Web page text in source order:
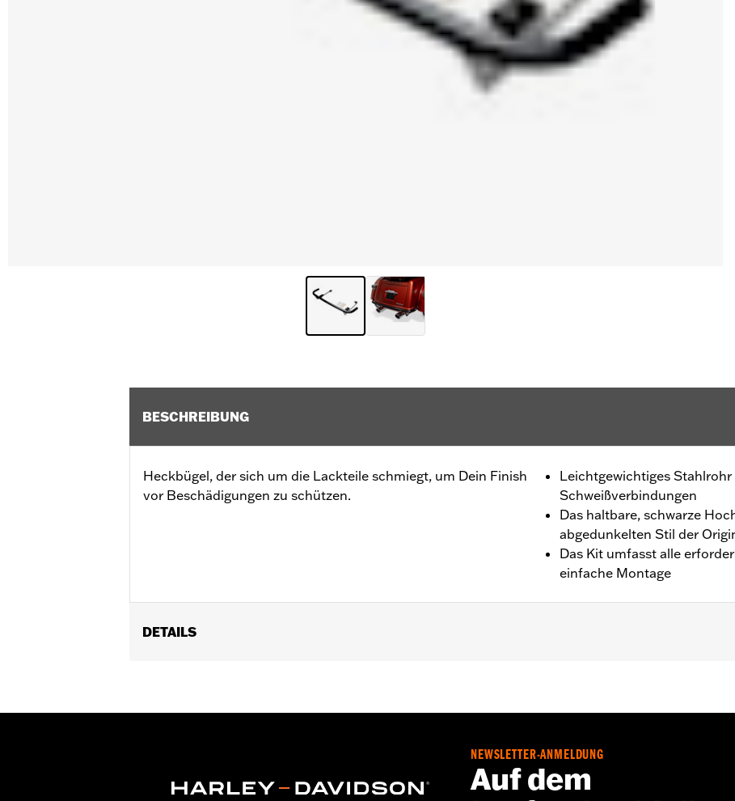
BESCHREIBUNG
Heckbügel, der sich um die Lackteile schmiegt, um Dein Finish
vor Beschädigungen zu schützen.
Leichtgewichtiges
Schweißverbindungen
Das haltbare, schwarze
abgedunkelten Stil der
Das Kit umfasst alle
einfache Montage
DETAILS
NEWSLETTER-ANMELDUNG
Auf dem